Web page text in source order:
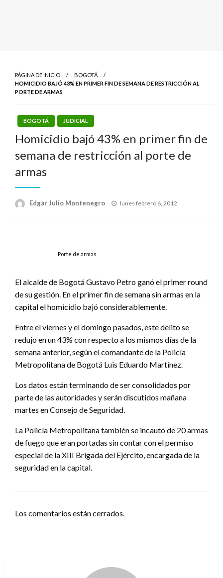
PÁGINA DE INICIO
BOGOTÁ
HOMICIDIO BAJÓ 43% EN PRIMER FIN DE SEMANA DE RESTRICCIÓN AL
PORTE DE ARMAS
BOGOTÁ JUDICIAL
Homicidio bajó 43% en primer fin de
semana de restricción al porte de
armas
Edgar Julio Montenegro
Publicado
lunes febrero 6, 2012
Porte de armas
El alcalde de Bogotá Gustavo Petro ganó el primer round
de su gestión. En el primer fin de semana sin armas en la
capital el homicidio bajó considerablemente.
Entre el viernes y el domingo pasados, este delito se
redujo en un 43% con respecto a los mismos días de la
semana anterior, según el comandante de la Policía
Metropolitana de Bogotá Luis Eduardo Martínez.
Los datos están terminando de ser consolidados por
parte de las autoridades y serán discutidos mañana
martes en Consejo de Seguridad.
La Policía Metropolitana también se incautó de 20 armas
de fuego que eran portadas sin contar con el permiso
especial de la XIII Brigada del Ejército, encargada de la
seguridad en la capital.
Los comentarios están cerrados.